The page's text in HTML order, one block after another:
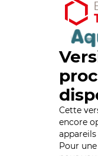
Cette
encore
Pour